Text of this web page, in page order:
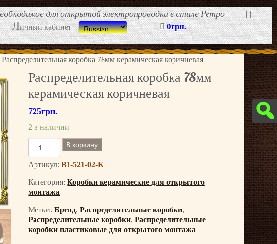
для открытой электропроводки в стиле Ретро
Личный кабинет 0грн.
Распределительная коробка 78мм керамическая коричневая
Распределительная коробка 78мм
керамическая коричневая
725грн.
2 в наличии
л
ч
е
с
т
в
В корзину
Артикул:B1-521-02-K
Категория:Коробки керамические для открытого
монтажа
Метки:Бренд,Распределительные коробки,
Распределительные коробки,Распределительные
коробки пластиковые для открытого монтажа